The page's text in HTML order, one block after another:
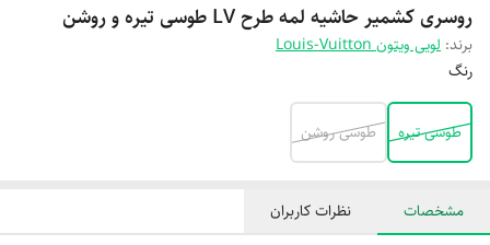
روسری کشمیر حاشیه لمه طرح LV طوسی تیره و روشن
برند: لویی ویتون Louis-Vuitton
رنگ
طوسی تیره طوسی روشن
مشخصات نظرات کاربران